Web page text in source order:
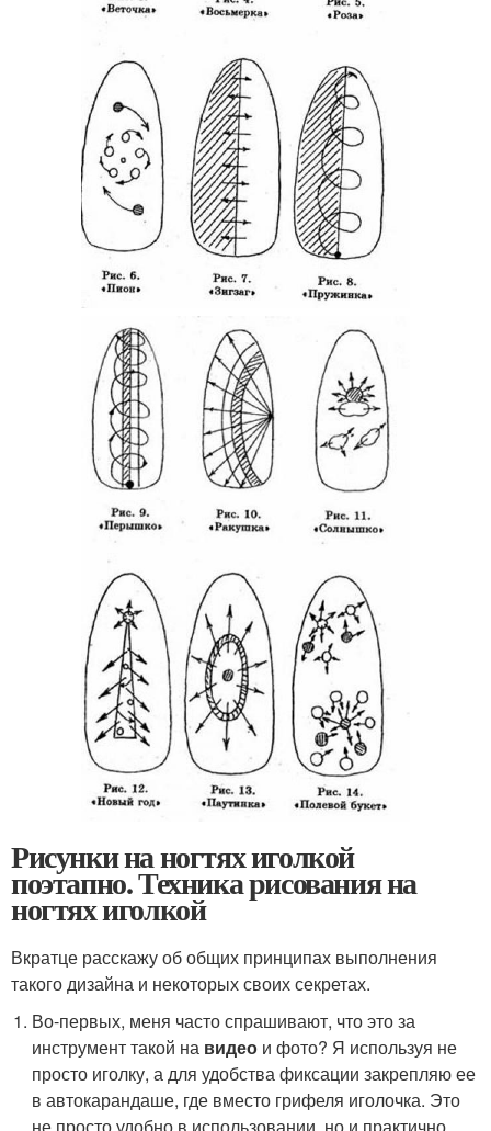
Рисунки на ногтях иголкой
поэтапно. Техника рисования на
ногтях иголкой
Вкратце расскажу об общих принципах выполнения
такого дизайна и некоторых своих секретах.
Во-первых, меня часто спрашивают, что это за
инструмент такой на видео и фото? Я используя не
просто иголку, а для удобства фиксации закрепляю ее
в автокарандаше, где вместо грифеля иголочка. Это
не просто удобно в использовании, но и практично